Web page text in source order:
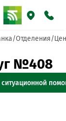
Отделения
№408